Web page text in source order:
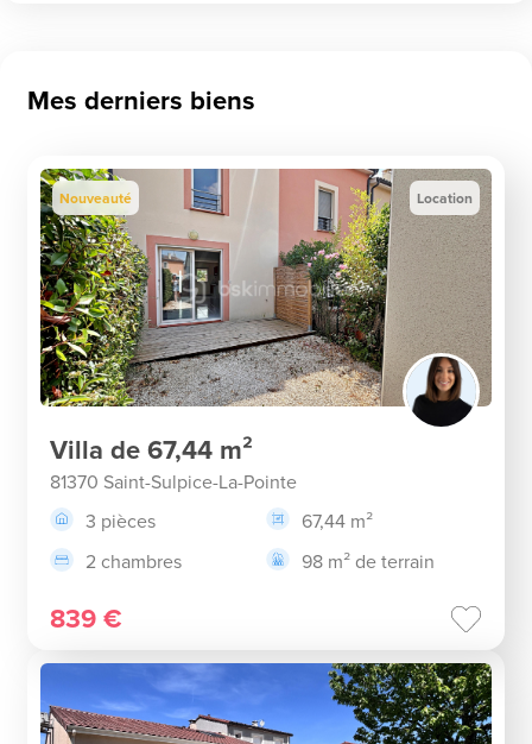
Mes derniers biens
Nouveauté Location
Villa de 67,44 m²
81370 Saint-Sulpice-La-Pointe
3 pièces
67,44 m²
2 chambres
98 m² de terrain
839 €